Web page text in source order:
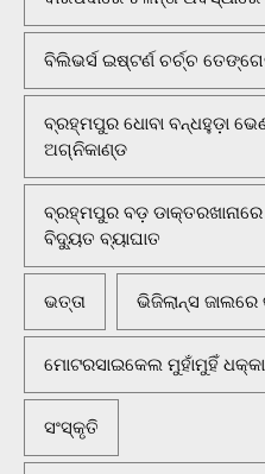
ବିଲିଭର୍ସ ଇଷ୍ଟର୍ଣ ଚର୍ଚ୍ଚ
ବ୍ରହ୍ମପୁର ଧୋବା ବନ୍ଧହୁଡ଼ା
ଅଗ୍ନିକାଣ୍ଡ
ବ୍ରହ୍ମପୁର ବଡ଼
ବିଦ୍ୟୁତ ବ୍ୟାଘାତ
ଭତ୍ତା ଭିଜିଲାନ୍ସ ଜାଲରେ
ମୋଟରସାଇକେଲ ମୁହାଁମୁହିଁ ଧକ୍କା
ସଂସ୍କୃତି